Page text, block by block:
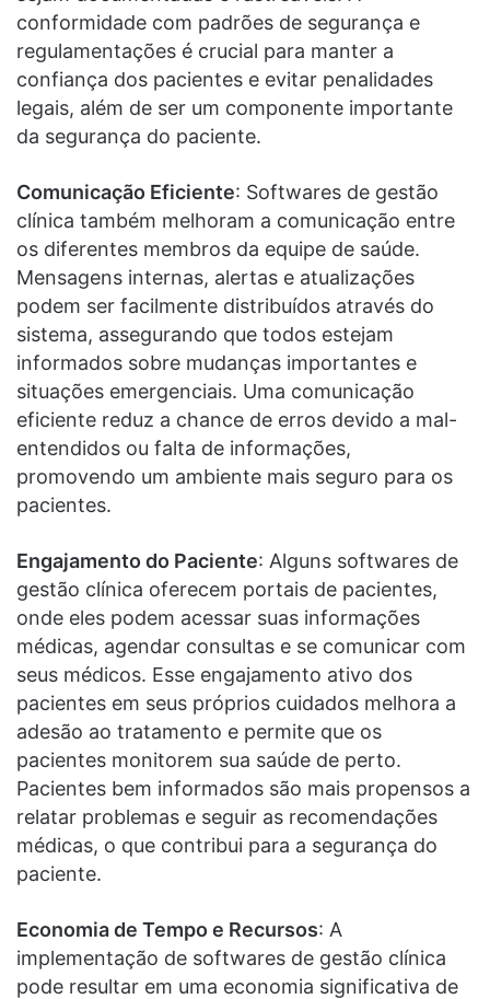
conformidade com padrões de segurança e
regulamentações é crucial para manter a
confiança dos pacientes e evitar penalidades
legais, além de ser um componente importante
da segurança do paciente.
Comunicação Eficiente: Softwares de gestão
clínica também melhoram a comunicação entre
os diferentes membros da equipe de saúde.
Mensagens internas, alertas e atualizações
podem ser facilmente distribuídos através do
sistema, assegurando que todos estejam
informados sobre mudanças importantes e
situações emergenciais. Uma comunicação
eficiente reduz a chance de erros devido a mal-
entendidos ou falta de informações,
promovendo um ambiente mais seguro para os
pacientes.
Engajamento do Paciente: Alguns softwares de
gestão clínica oferecem portais de pacientes,
onde eles podem acessar suas informações
médicas, agendar consultas e se comunicar com
seus médicos. Esse engajamento ativo dos
pacientes em seus próprios cuidados melhora a
adesão ao tratamento e permite que os
pacientes monitorem sua saúde de perto.
Pacientes bem informados são mais propensos a
relatar problemas e seguir as recomendações
médicas, o que contribui para a segurança do
paciente.
Economia de Tempo e Recursos: A
implementação de softwares de gestão clínica
pode resultar em uma economia significativa de